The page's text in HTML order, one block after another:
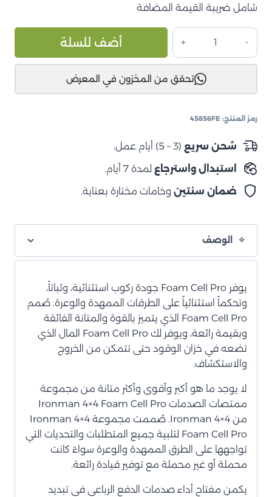
شامل ضريبة القيمة المضافة
كمية
مساعد
خلفي
سيل
دودج
رام
٢٠١٤
إلى
أضف للسلة
تحقق من المخزون في المعرض
رمز المنتج: 45856FE
شحن سريع (3 – 5) أيام عمل.
استبدال واسترجاع لمدة 7 أيام.
ضمان سنتين وخامات مختارة بعناية.
الوصف
يوفر Foam Cell Pro جودة ركوب استثنائية، وثباتاً،
وتحكماً استثنائياً على الطرقات الممهدة والوعرة. صُمم
Foam Cell Pro الذي يتميز بالقوة والمتانة الفائقة
وبقيمة رائعة، ويوفر لك Foam Cell Pro المال الذي
تضعه في خزان الوقود حتى تتمكن من الخروج
والاستكشاف.
لا يوجد ما هو أكبر وأقوى وأكثر متانة من مجموعة
ممتصات الصدمات Ironman 4×4 Foam Cell Pro
من Ironman 4×4. صُممت مجموعة Ironman 4×4
Foam Cell Pro لتلبية جميع المتطلبات والتحديات التي
تواجهها على الطرق الممهدة والوعرة سواءً كانت
محملة أو غير محملة مع توفير قيادة رائعة.
يكمن مفتاح أداء صدمات الدفع الرباعي في تبديد